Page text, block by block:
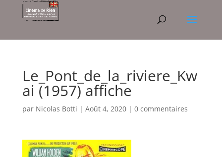
Le_Pont_de_la_riviere_Kw
ai (1957) affiche
par Nicolas Botti | Août 4, 2020| 0 commentaires